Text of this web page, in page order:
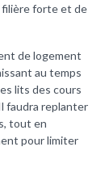
filière forte et de
de logement
au temps
lits des cours
faudra replanter
tout en
pour limiter